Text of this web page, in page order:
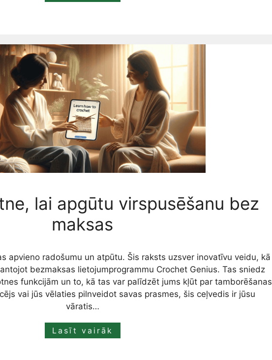
lai apgūtu virspusēšanu bez
maksas
apvieno radošumu un atpūtu. Šis raksts uzsver inovatīvu veidu, kā
bezmaksas lietojumprogrammu Crochet Genius. Tas sniedz
funkcijām un to, kā tas var palīdzēt jums kļūt par tamborēšanas
vai jūs vēlaties pilnveidot savas prasmes, šis ceļvedis ir jūsu
vāratis…
Lasīt vairāk